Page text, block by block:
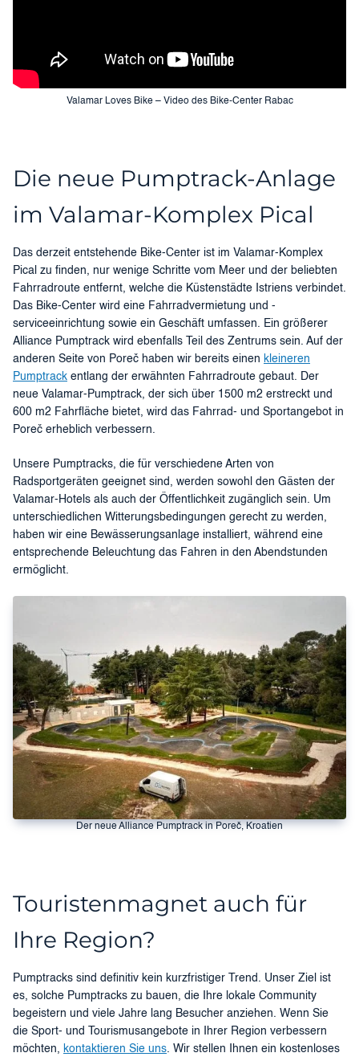
Valamar Loves Bike – Video des Bike-Center Rabac
Die neue Pumptrack-Anlage
im Valamar-Komplex Pical
Das derzeit entstehende Bike-Center ist im Valamar-Komplex
Pical zu finden, nur wenige Schritte vom Meer und der beliebten
Fahrradroute entfernt, welche die Küstenstädte Istriens verbindet.
Das Bike-Center wird eine Fahrradvermietung und -
serviceeinrichtung sowie ein Geschäft umfassen. Ein größerer
Alliance Pumptrack wird ebenfalls Teil des Zentrums sein. Auf der
anderen Seite von Poreč haben wir bereits einen kleineren
Pumptrack entlang der erwähnten Fahrradroute gebaut. Der
neue Valamar-Pumptrack, der sich über 1500 m2 erstreckt und
600 m2 Fahrfläche bietet, wird das Fahrrad- und Sportangebot in
Poreč erheblich verbessern.
Unsere Pumptracks, die für verschiedene Arten von
Radsportgeräten geeignet sind, werden sowohl den Gästen der
Valamar-Hotels als auch der Öffentlichkeit zugänglich sein. Um
unterschiedlichen Witterungsbedingungen gerecht zu werden,
haben wir eine Bewässerungsanlage installiert, während eine
entsprechende Beleuchtung das Fahren in den Abendstunden
ermöglicht.
Der neue Alliance Pumptrack in Poreč, Kroatien
Touristenmagnet auch für
Ihre Region?
Pumptracks sind definitiv kein kurzfristiger Trend. Unser Ziel ist
es, solche Pumptracks zu bauen, die Ihre lokale Community
begeistern und viele Jahre lang Besucher anziehen. Wenn Sie
die Sport- und Tourismusangebote in Ihrer Region verbessern
möchten, kontaktieren Sie uns. Wir stellen Ihnen ein kostenloses